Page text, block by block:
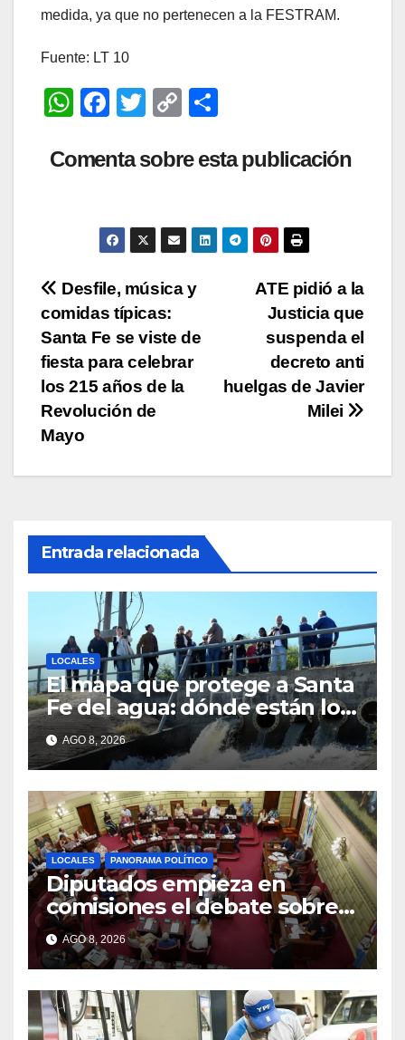
medida, ya que no pertenecen a la FESTRAM.
Fuente: LT 10
W
at
F
c
b
o
k
T
tt
C
p
Li
n
m
ar
tir
Comenta sobre esta publicación
Navegación
de
entradas
ATE pidió a la
Justicia que
suspenda el
decreto anti
huelgas de Javier
Milei
Desfile, música y
comidas típicas:
Santa Fe se viste de
fiesta para celebrar
los 215 años de la
Revolución de
Mayo
Entrada relacionada
LOCALES
El mapa que protege a Santa
Fe del agua: dónde están los
54 puntos de bombeo
AGO 8, 2026
LOCALES PANORAMA POLÍTICO
Diputados empieza en
comisiones el debate sobre
el sistema electoral de Santa
FeAGO 8, 2026